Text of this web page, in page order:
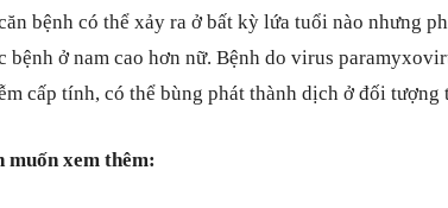
bệnh có thể xảy ra ở bất kỳ lứa tuổi nào nhưng
bệnh ở nam cao hơn nữ. Bệnh do virus
cấp tính, có thể bùng phát thành dịch ở đối tượng
muốn xem thêm: